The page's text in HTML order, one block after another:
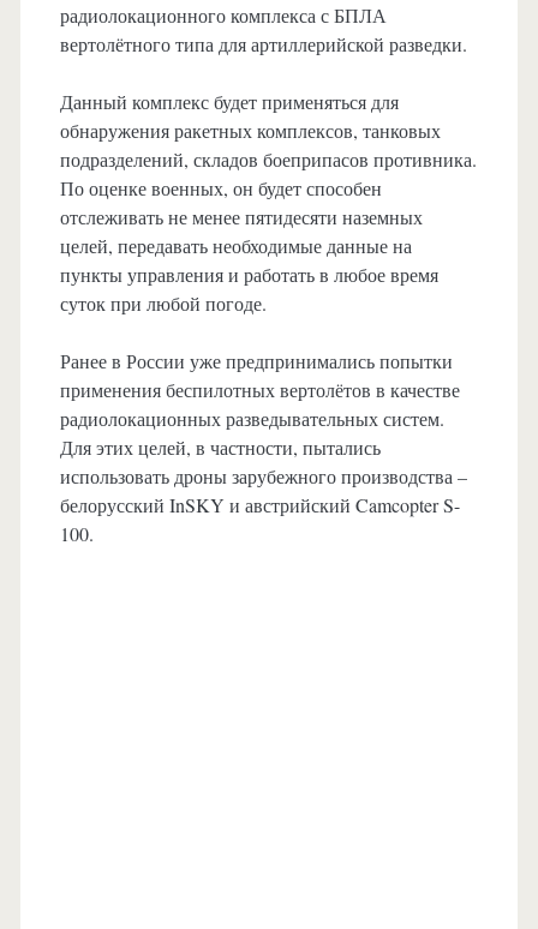
радиолокационного комплекса с БПЛА
вертолётного типа для артиллерийской разведки.
Данный комплекс будет применяться для
обнаружения ракетных комплексов, танковых
подразделений, складов боеприпасов противника.
По оценке военных, он будет способен
отслеживать не менее пятидесяти наземных
целей, передавать необходимые данные на
пункты управления и работать в любое время
суток при любой погоде.
Ранее в России уже предпринимались попытки
применения беспилотных вертолётов в качестве
радиолокационных разведывательных систем.
Для этих целей, в частности, пытались
использовать дроны зарубежного производства –
белорусский InSKY и австрийский Camcopter S-
100.